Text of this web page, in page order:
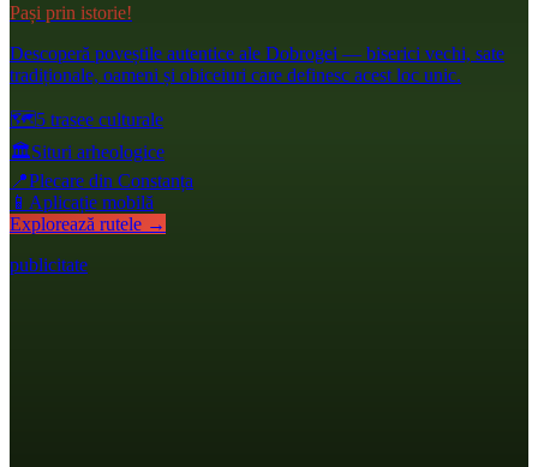
Pași prin istorie!
Descoperă poveștile autentice ale Dobrogei — biserici vechi, sate
tradiționale, oameni și obiceiuri care definesc acest loc unic.
🗺️5 trasee culturale
🏛️Situri arheologice
📍Plecare din Constanța
📱 Aplicație mobilă
Explorează rutele →
publicitate